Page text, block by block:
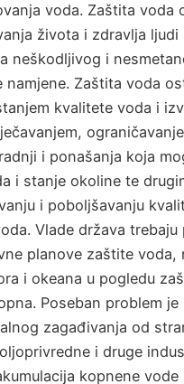
voda. Zaštita voda
života i zdravlja
neškodljivog i
namjene. Zaštita voda
kvalitete voda i
i ponašanja koja
i stanje okoline te
i poboljšavanju
Vlade država trebaju
planove zaštite voda,
i okeana u pogledu
Poseban problem
zagađivanja od
i druge
kopnene